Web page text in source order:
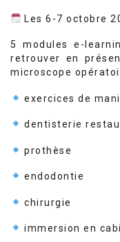
Les 6-7 octobre
5 modules e-
retrouver en
microscope
exercices de
dentisterie
prothèse
endodontie
chirurgie
immersion en